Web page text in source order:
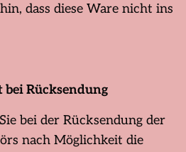
dass diese Ware nicht ins
Rücksendung
bei der Rücksendung der
nach Möglichkeit die